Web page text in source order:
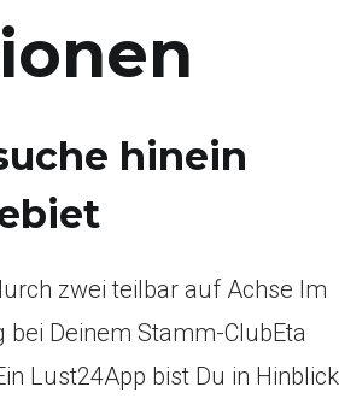
hinein
zwei teilbar auf Achse Im
bei Deinem Stamm-ClubEta
Lust24App bist Du in Hinblick